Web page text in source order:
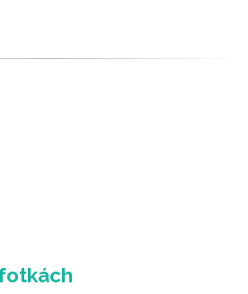
dostupné hory